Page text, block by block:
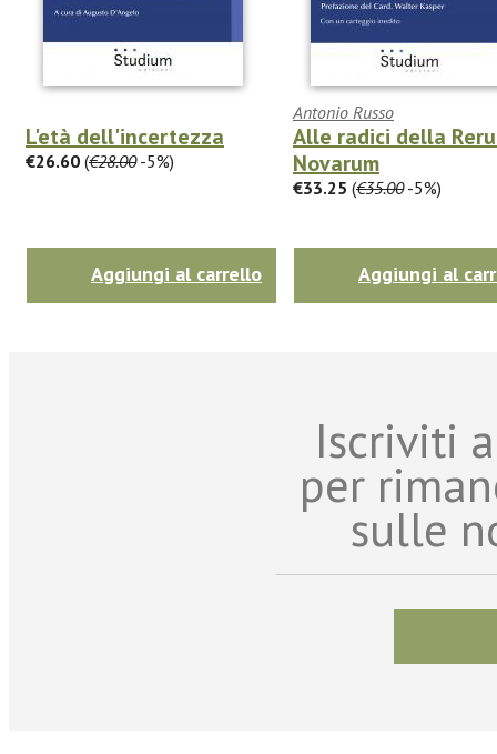
L'età dell'incertezza
€26.60 (€28.00-5%)
Aggiungi al carrello
Antonio Russo
Alle radici della
Novarum
€33.25 (€35.00-5%)
Aggiungi al
Iscriviti
per
sulle